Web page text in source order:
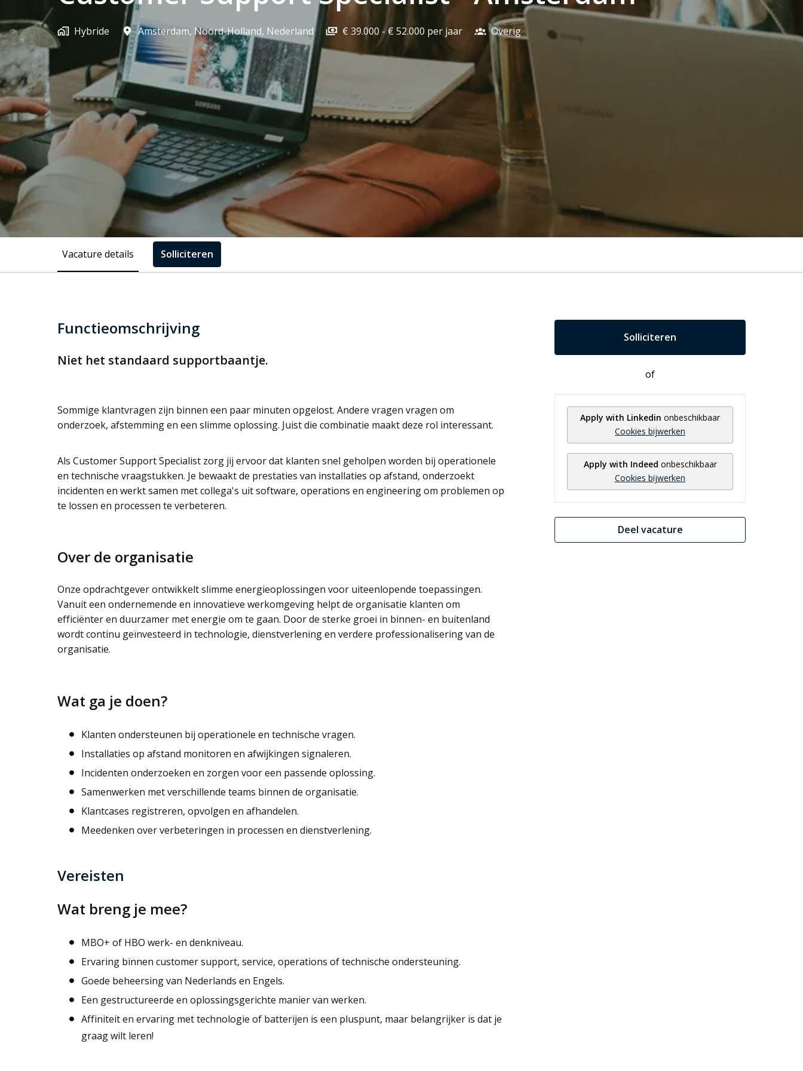
Hybride Amsterdam, Noord-Holland, Nederland € 39.000 - € 52.000 per jaar Overig
Vacature details Solliciteren
Functieomschrijving
Niet het standaard supportbaantje.
Sommige klantvragen zijn binnen een paar minuten opgelost. Andere vragen vragen om
onderzoek, afstemming en een slimme oplossing. Juist die combinatie maakt deze rol interessant.
Als Customer Support Specialist zorg jij ervoor dat klanten snel geholpen worden bij operationele
en technische vraagstukken. Je bewaakt de prestaties van installaties op afstand, onderzoekt
incidenten en werkt samen met collega's uit software, operations en engineering om problemen op
te lossen en processen te verbeteren.
Over de organisatie
Onze opdrachtgever ontwikkelt slimme energieoplossingen voor uiteenlopende toepassingen.
Vanuit een ondernemende en innovatieve werkomgeving helpt de organisatie klanten om
efficiënter en duurzamer met energie om te gaan. Door de sterke groei in binnen- en buitenland
wordt continu geïnvesteerd in technologie, dienstverlening en verdere professionalisering van de
organisatie.
Wat ga je doen?
Klanten ondersteunen bij operationele en technische vragen.
Installaties op afstand monitoren en afwijkingen signaleren.
Incidenten onderzoeken en zorgen voor een passende oplossing.
Samenwerken met verschillende teams binnen de organisatie.
Klantcases registreren, opvolgen en afhandelen.
Meedenken over verbeteringen in processen en dienstverlening.
Vereisten
Wat breng je mee?
MBO+ of HBO werk- en denkniveau.
Ervaring binnen customer support, service, operations of technische ondersteuning.
Goede beheersing van Nederlands en Engels.
Een gestructureerde en oplossingsgerichte manier van werken.
Affiniteit en ervaring met technologie of batterijen is een pluspunt, maar belangrijker is dat je
graag wilt leren!
Solliciteren
of
Apply with Linkedin onbeschikbaar
Cookies bijwerken
Apply with Indeed onbeschikbaar
Cookies bijwerken
Deel vacature